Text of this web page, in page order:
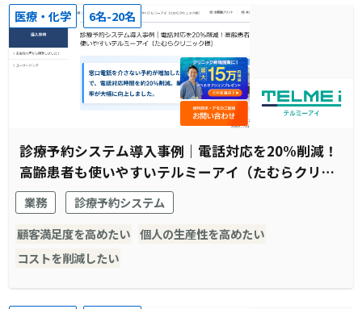
医療・化学 6名-20名
診療予約システム導入事例｜電話対応を20%削減！
高齢患者も使いやすいテルミーアイ（たむらクリニ
ック様）
業務
診療予約システム
顧客満足度を高めたい 個人の生産性を高めたい
コストを削減したい